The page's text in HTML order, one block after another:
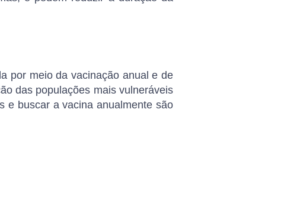
por meio davacinação anual e de
das populações mais vulneráveis
e buscar a vacina anualmente são